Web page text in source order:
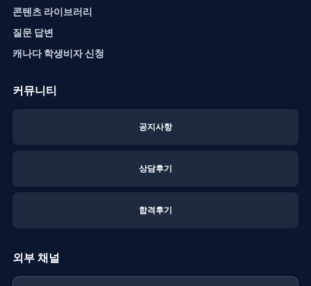
콘텐츠 라이브러리
질문 답변
캐나다 학생비자 신청
커뮤니티
공지사항
상담후기
합격후기
외부 채널